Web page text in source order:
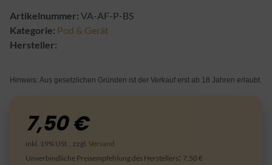
Artikelnummer: VA-AF-P-BS
Kategorie: Pod & Gerät
Hersteller:
Hinweis: Aus gesetzlichen Gründen ist der Verkauf erst ab 18 Jahren erlaubt.
7,50 €
inkl. 19% USt. , zzgl. Versand
Unverbindliche Preisempfehlung des Herstellers: 7,50 €